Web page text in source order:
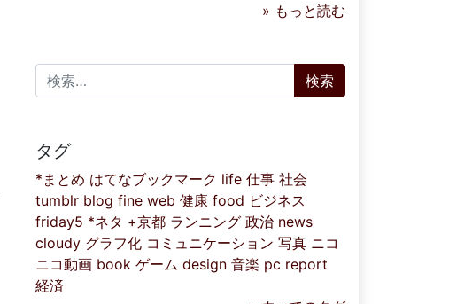
» もっと読む
検索:
タグ
*まとめ はてなブックマーク life 仕事 社会
tumblr blog fine web 健康 food ビジネス
friday5 *ネタ +京都 ランニング 政治 news
cloudy グラフ化 コミュニケーション 写真 ニコ
ニコ動画 book ゲーム design 音楽 pc report
経済